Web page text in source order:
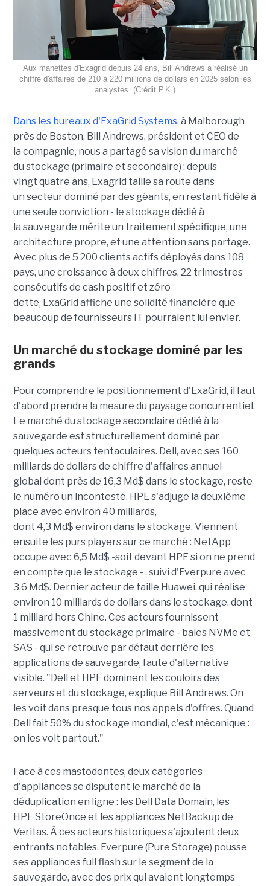
Aux manettes d'Exagrid depuis 24 ans, Bill Andrews a réalisé un
chiffre d'affaires de 210 à 220 millions de dollars en 2025 selon les
analystes. (Crédit P.K.)
Dans les bureaux d'ExaGrid Systems, à Malborough
près de Boston, Bill Andrews, président et CEO de
la compagnie, nous a partagé sa vision du marché
du stockage (primaire et secondaire) : depuis
vingt quatre ans, Exagrid taille sa route dans
un secteur dominé par des géants, en restant fidèle à
une seule conviction - le stockage dédié à
la sauvegarde mérite un traitement spécifique, une
architecture propre, et une attention sans partage.
Avec plus de 5 200 clients actifs déployés dans 108
pays, une croissance à deux chiffres, 22 trimestres
consécutifs de cash positif et zéro
dette, ExaGrid affiche une solidité financière que
beaucoup de fournisseurs IT pourraient lui envier.
Un marché du stockage dominé par les
grands
Pour comprendre le positionnement d'ExaGrid, il faut
d'abord prendre la mesure du paysage concurrentiel.
Le marché du stockage secondaire dédié à la
sauvegarde est structurellement dominé par
quelques acteurs tentaculaires. Dell, avec ses 160
milliards de dollars de chiffre d'affaires annuel
global dont près de 16,3 Md$ dans le stockage, reste
le numéro un incontesté. HPE s'adjuge la deuxième
place avec environ 40 milliards,
dont 4,3 Md$ environ dans le stockage. Viennent
ensuite les purs players sur ce marché : NetApp
occupe avec 6,5 Md$ -soit devant HPE si on ne prend
en compte que le stockage - , suivi d'Everpure avec
3,6 Md$. Dernier acteur de taille Huawei, qui réalise
environ 10 milliards de dollars dans le stockage, dont
1 milliard hors Chine. Ces acteurs fournissent
massivement du stockage primaire - baies NVMe et
SAS - qui se retrouve par défaut derrière les
applications de sauvegarde, faute d'alternative
visible. "Dell et HPE dominent les couloirs des
serveurs et du stockage, explique Bill Andrews. On
les voit dans presque tous nos appels d'offres. Quand
Dell fait 50% du stockage mondial, c'est mécanique :
on les voit partout."
Face à ces mastodontes, deux catégories
d'appliances se disputent le marché de la
déduplication en ligne : les Dell Data Domain, les
HPE StoreOnce et les appliances NetBackup de
Veritas. À ces acteurs historiques s'ajoutent deux
entrants notables. Everpure (Pure Storage) pousse
ses appliances full flash sur le segment de la
sauvegarde, avec des prix qui avaient longtemps